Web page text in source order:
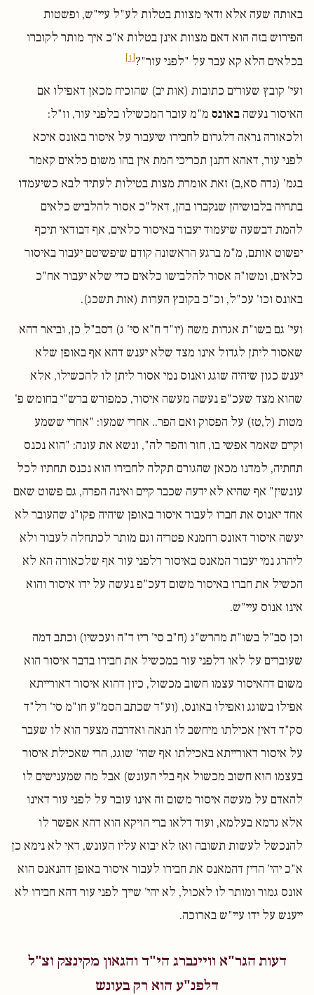
באותה שעה אלא ודאי מצוות בטלות לע"ל עיי"ש, ופשטות
הפירוש בזה הוא דאם מצוות אינן בטלות א"כ איך מותר לקוברו
בכלאים הלא קא עבר על "לפני עור"?[1]
ועי' קובץ שעורים כתובות (אות יב) שהוכיח מכאן דאפילו אם
האיסור נעשה באונס מ"מ עובר המכשילו בלפני עור, וז"ל:
ולכאורה נראה דלגרום לחבירו שיעבור על איסור באונס איכא
לפני עור, דאהא דתנן תכריכי המת אין בהו משום כלאים קאמר
בגמ' (נדה סא,ב) זאת אומרת מצות בטילות לעתיד לבא כשיעמדו
בתחיה בלבושיהן שנקברו בהן, דאל"כ אסור להלביש כלאים
להמת דבשעה שיעמוד יעבור באיסור כלאים, אף דבודאי תיכף
יפשוט אותם, מ"מ ברגע הראשונה קודם שיפשיטם יעבור באיסור
כלאים, ומשו"ה אסור להלבישו כלאים כדי שלא יעבור אח"כ
באונס וכו' עכ"ל, וכ"כ בקובץ הערות (אות תשכג).
ועי' גם בשו"ת אגרות משה (יו"ד ח"א סי' ג) דסב"ל כן, וביאר דהא
שאסור ליתן לגדול אינו מצד שלא יענש דהא אף באופן שלא
יענש כגון שיהיה שוגג ואנוס נמי אסור ליתן לו להכשילו, אלא
שהוא מצד שעכ"פ נעשה מעשה איסור, כמפורש ברש"י בחומש פ'
מטות (ל,טז) על הפסוק ואם הפר.. אחרי שמעו: "אחרי ששמע
וקיים שאמר אפשי בו, חזר והפר לה", ונשא את עונה: "הוא נכנס
תחתיה, למדנו מכאן שהגורם תקלה לחבירו הוא נכנס תחתיו לכל
עונשין" אף שהיא לא ידעה שכבר קיים ואינה הפרה, גם פשוט שאם
אחד יאנוס את חברו לעבור איסור באופן שיהיה פקו"נ שהעובר לא
יעשה איסור דאונס רחמנא פטריה וגם מותר לכתחלה לעבור ולא
ליהרג נמי יעבור המאנס באיסור דלפני עור אף שלכאורה הא לא
הכשיל את חברו באיסור משום דעכ"פ נעשה על ידו איסור והוא
אינו אנוס עיי"ש.
וכן סב"ל בשו"ת מהרש"ג (ח"ב סי' ריז ד"ה ועכשיו) וכתב דמה
שעוברים על לאו דלפני עור במכשיל את חבירו בדבר איסור הוא
משום דהאיסור עצמו חשוב מכשול, כיון דהוא איסור דאורייתא
אפילו בשוגג ואפילו באונס, (וע"ד שכתב הסמ"ע חו"מ סי' רל"ד
סק"ד דאין אכילתו מיחשב לו הנאה ואדרבה מצער הוא לו שעבר
על איסור דאורייתא באכילתו אף שהי' שוגג, הרי שאכילת איסור
בעצמו הוא חשוב מכשול אף בלי העונש) אבל מה שמענישים לו
להאדם על מעשה איסור משום זה אינו עובר על לפני עור דאינו
אלא גרמא בעלמא, ועוד דלאו ברי הזיקא הוא דהא אפשר לו
להנכשל לעשות תשובה ואז לא יבוא עליו העונש, דאי לא נימא כן
א"כ יהי' הדין דהמאנס את חבירו לעבור איסור באופן דהנאנס הוא
אונס גמור ומותר לו לאכול, לא יהי' שייך לפני עור דהא חבירו לא
ייענש על ידו עיי"ש בארוכה.
דעות הגר"א וויינברג הי"ד והגאון מקינצק זצ"ל
דלפנ"ע הוא רק בעונש